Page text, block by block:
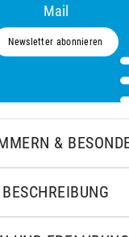
Mail
Newsletter abonnieren
&
BESCHREIBUNG